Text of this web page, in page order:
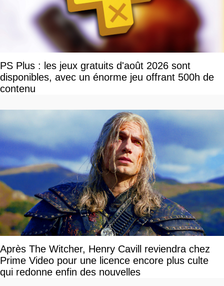
PS Plus : les jeux gratuits d'août 2026 sont
disponibles, avec un énorme jeu offrant 500h de
contenu
Après The Witcher, Henry Cavill reviendra chez
Prime Video pour une licence encore plus culte
qui redonne enfin des nouvelles